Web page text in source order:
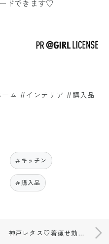
ドできます♡
ム #インテリア #購入品
#キッチン
#購入品
神戸レタス♡着痩せ効果抜群のスカート💕